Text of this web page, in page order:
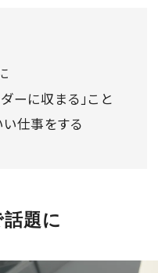
ププログラム
と特典を無料で楽し
ーに収まる」こと
仕事をする
題に